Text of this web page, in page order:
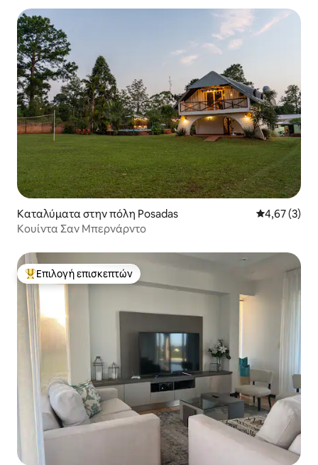
Καταλύματα στην πόλη Posadas Μέση
4,67 (3)
Κουίντα Σαν Μπερνάρντο
Κορυφαία επιλογή επισκεπτών
Επιλογή επισκεπτών